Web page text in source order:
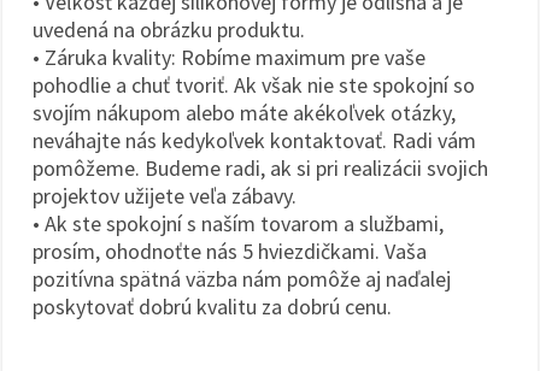
uvedená na obrázku produktu.
• Záruka kvality: Robíme maximum pre vaše
pohodlie a chuť tvoriť. Ak však nie ste spokojní so
svojím nákupom alebo máte akékoľvek otázky,
neváhajte nás kedykoľvek kontaktovať. Radi vám
pomôžeme. Budeme radi, ak si pri realizácii svojich
projektov užijete veľa zábavy.
• Ak ste spokojní s naším tovarom a službami,
prosím, ohodnoťte nás 5 hviezdičkami. Vaša
pozitívna spätná väzba nám pomôže aj naďalej
poskytovať dobrú kvalitu za dobrú cenu.